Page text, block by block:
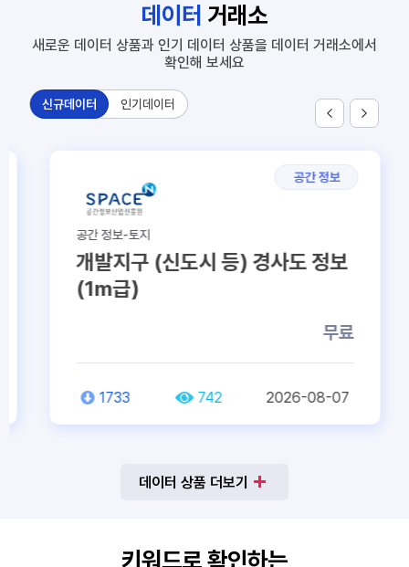
SNS 노출대비 유동인구
데이터 거래소
새로운 데이터 상품과 인기 데이터 상품을 데이터 거래소에서
확인해 보세요
신규데이터 인기데이터
공간 정보
공간 정보-토지
개발지구 (신도시 등) 경사도 정보
(1m급)
무료
1733 742 2026-08-07
데이터 상품 더보기
키워드로 확인하는